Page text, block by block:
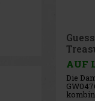
AUF
Die